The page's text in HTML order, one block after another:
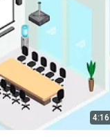
4:16